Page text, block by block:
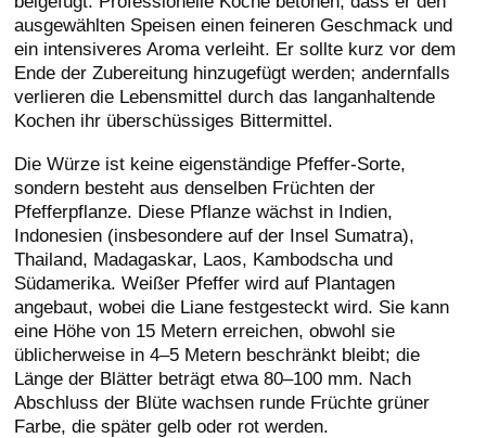
ausgewählten Speisen einen feineren Geschmack und
ein intensiveres Aroma verleiht. Er sollte kurz vor dem
Ende der Zubereitung hinzugefügt werden; andernfalls
verlieren die Lebensmittel durch das langanhaltende
Kochen ihr überschüssiges Bittermittel.
Die Würze ist keine eigenständige Pfeffer-Sorte,
sondern besteht aus denselben Früchten der
Pfefferpflanze. Diese Pflanze wächst in Indien,
Indonesien (insbesondere auf der Insel Sumatra),
Thailand, Madagaskar, Laos, Kambodscha und
Südamerika. Weißer Pfeffer wird auf Plantagen
angebaut, wobei die Liane festgesteckt wird. Sie kann
eine Höhe von 15 Metern erreichen, obwohl sie
üblicherweise in 4–5 Metern beschränkt bleibt; die
Länge der Blätter beträgt etwa 80–100 mm. Nach
Abschluss der Blüte wachsen runde Früchte grüner
Farbe, die später gelb oder rot werden.